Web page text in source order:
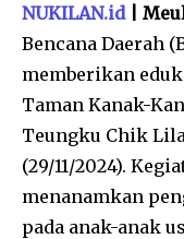
NUKILAN.id|
Bencana Daerah
memberikan
Taman Kanak-
Teungku Chik
(29/11/2024).
menanamkan
pada anak-anak